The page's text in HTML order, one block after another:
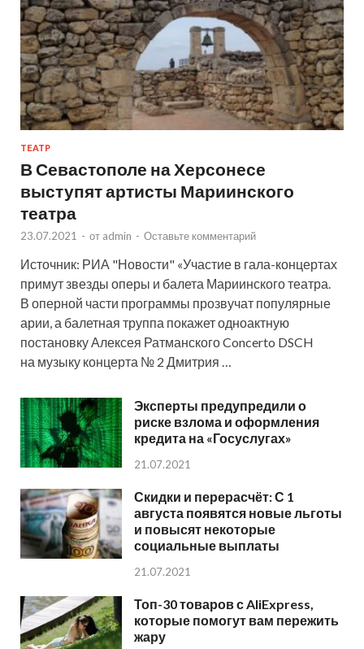
ТЕАТР
В Севастополе на Херсонесе
выступят артисты Мариинского
театра
23.07.2021 - от admin - Оставьте комментарий
Источник: РИА "Новости" «Участие в гала-концертах
примут звезды оперы и балета Мариинского театра.
В оперной части программы прозвучат популярные
арии, а балетная труппа покажет одноактную
постановку Алексея Ратманского Concerto DSCH
на музыку концерта № 2 Дмитрия …
Эксперты предупредили о
риске взлома и оформления
кредита на «Госуслугах»
21.07.2021
Скидки и перерасчёт: С 1
августа появятся новые льготы
и повысят некоторые
социальные выплаты
21.07.2021
Топ-30 товаров с AliExpress,
которые помогут вам пережить
жару